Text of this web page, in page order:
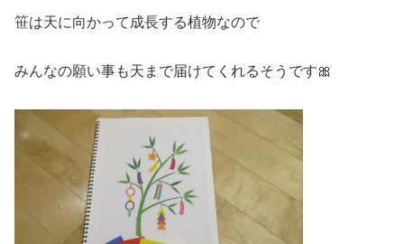
笹は天に向かって成長する植物なので
みんなの願い事も天まで届けてくれるそうです🎀